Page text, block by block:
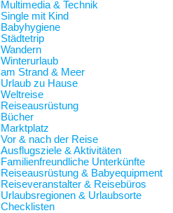
Multimedia & Technik
Single mit Kind
Babyhygiene
Städtetrip
Wandern
Winterurlaub
am Strand & Meer
Urlaub zu Hause
Weltreise
Reiseausrüstung
Bücher
Marktplatz
Vor & nach der Reise
Ausflugsziele & Aktivitäten
Familienfreundliche Unterkünfte
Reiseausrüstung & Babyequipment
Reiseveranstalter & Reisebüros
Urlaubsregionen & Urlaubsorte
Checklisten